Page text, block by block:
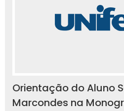
Orientação do Aluno
Marcondes na